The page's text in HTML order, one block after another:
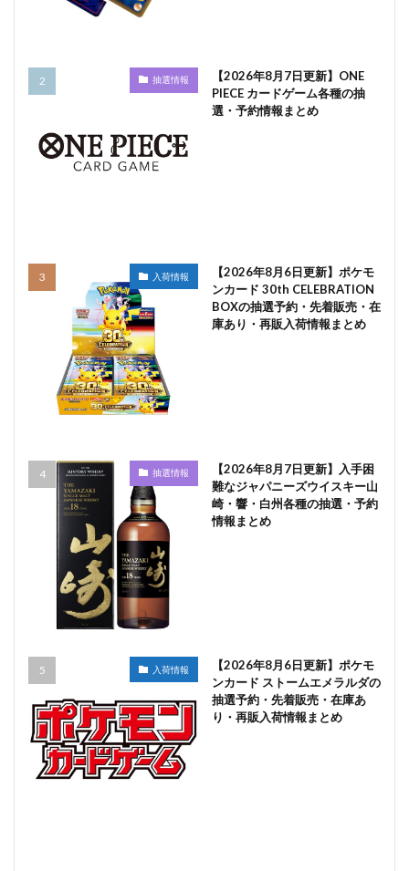
抽選情報
【2026年8月7日更新】ONE
PIECE カードゲーム各種の抽
選・予約情報まとめ
入荷情報
【2026年8月6日更新】ポケモ
ンカード 30th CELEBRATION
BOXの抽選予約・先着販売・在
庫あり・再販入荷情報まとめ
抽選情報
【2026年8月7日更新】入手困
難なジャパニーズウイスキー山
崎・響・白州各種の抽選・予約
情報まとめ
入荷情報
【2026年8月6日更新】ポケモ
ンカード ストームエメラルダの
抽選予約・先着販売・在庫あ
り・再販入荷情報まとめ